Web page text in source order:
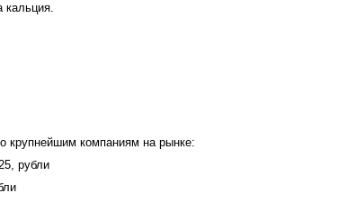
кальция.
крупнейшим компаниям на рынке:
рубли